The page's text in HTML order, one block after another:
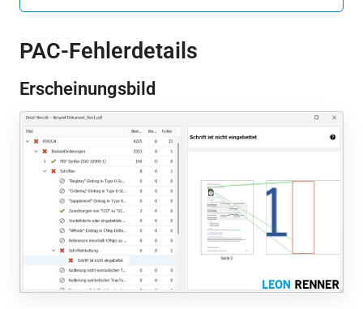
PAC-Fehlerdetails
Erscheinungsbild